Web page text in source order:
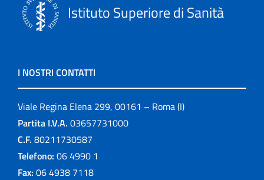
Istituto Superiore di Sanità
I NOSTRI CONTATTI
Viale Regina Elena 299, 00161 – Roma (I)
Partita I.V.A. 03657731000
C.F. 80211730587
Telefono: 06 4990 1
Fax: 06 4938 7118